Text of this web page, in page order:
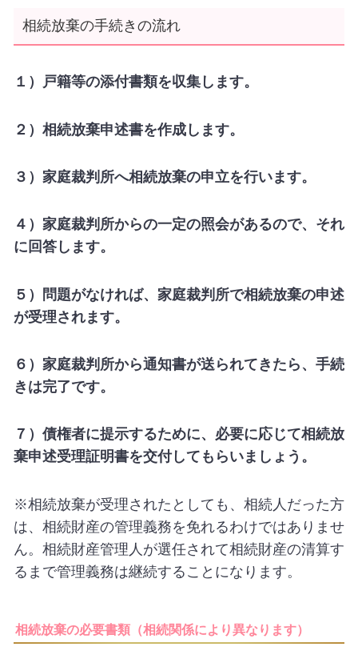
相続放棄の手続きの流れ
１）戸籍等の添付書類を収集します。
２）相続放棄申述書を作成します。
３）家庭裁判所へ相続放棄の申立を行います。
４）家庭裁判所からの一定の照会があるので、それ
に回答します。
５）問題がなければ、家庭裁判所で相続放棄の申述
が受理されます。
６）家庭裁判所から通知書が送られてきたら、手続
きは完了です。
７）債権者に提示するために、必要に応じて相続放
棄申述受理証明書を交付してもらいましょう。
※相続放棄が受理されたとしても、相続人だった方
は、相続財産の管理義務を免れるわけではありませ
ん。相続財産管理人が選任されて相続財産の清算す
るまで管理義務は継続することになります。
相続放棄の必要書類（相続関係により異なります）